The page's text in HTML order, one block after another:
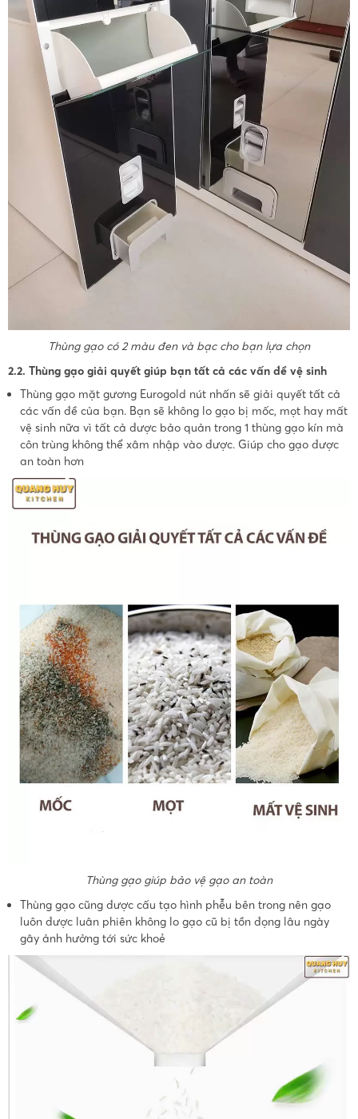
Thùng gạo có 2 màu đen và bạc cho bạn lựa chọn
2.2. Thùng gạo giải quyết giúp bạn tất cả các vấn đề vệ sinh
Thùng gạo mặt gương Eurogold nút nhấn sẽ giải quyết tất cả
các vấn đề của bạn. Bạn sẽ không lo gạo bị mốc, mọt hay mất
vệ sinh nữa vì tất cả được bảo quản trong 1 thùng gạo kín mà
côn trùng không thể xâm nhập vào được. Giúp cho gạo được
an toàn hơn
Thùng gạo giúp bảo vệ gạo an toàn
Thùng gạo cũng được cấu tạo hình phễu bên trong nên gạo
luôn được luân phiên không lo gạo cũ bị tồn đọng lâu ngày
gây ảnh hưởng tới sức khoẻ